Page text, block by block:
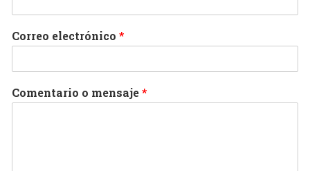
Correo electrónico *
Comentario o mensaje*